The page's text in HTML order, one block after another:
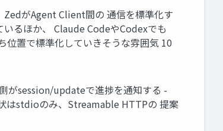
がAgent Client間の 通信を標準化す
るほか、 Claude CodeやCodexでも
位置で標準化していきそうな雰囲気 10
がsession/updateで進捗を通知する -
はstdioのみ、Streamable HTTPの 提案